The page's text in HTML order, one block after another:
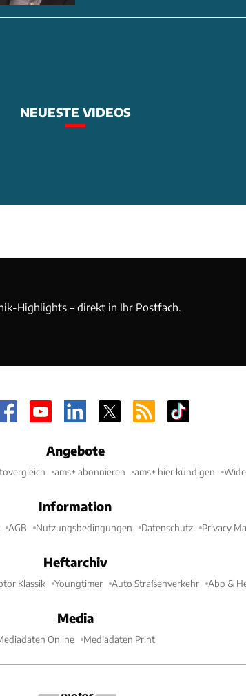
NEUESTE VIDEOS
Highlights – direkt in Ihr Postfach.
Angebote
ams+ abonnieren ams+ hier kündigen
Information
AGB Nutzungsbedingungen Datenschutz Privacy
Heftarchiv
Klassik Youngtimer Auto Straßenverkehr Abo &
Media
Online Mediadaten Print